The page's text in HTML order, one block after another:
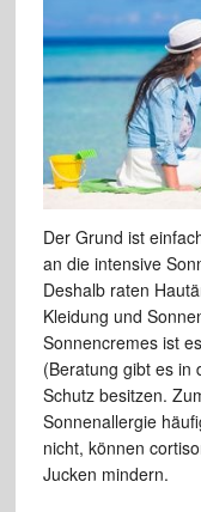
Der Grund ist
an die intensive
Deshalb raten
Kleidung und
Sonnencremes ist
(Beratung gibt es in
Schutz besitzen.
Sonnenallergie
nicht, können
Jucken mindern.